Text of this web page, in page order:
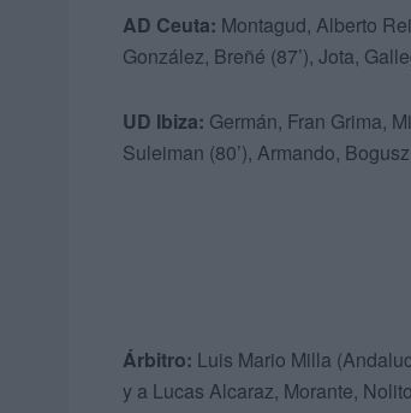
AD Ceuta: Montagud, Alberto
González, Breñé (87’), Jota,
UD Ibiza: Germán, Fran Grima,
Suleiman (80’), Armando,
Árbitro: Luis Mario Milla
y a Lucas Alcaraz, Morante,